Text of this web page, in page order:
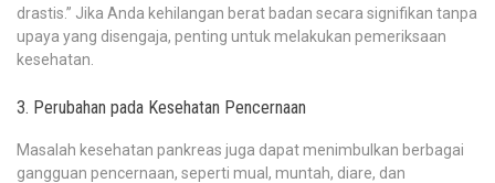
drastis.” Jika Anda kehilangan berat badan secara signifikan tanpa
upaya yang disengaja, penting untuk melakukan pemeriksaan
kesehatan.
3. Perubahan pada Kesehatan Pencernaan
Masalah kesehatan pankreas juga dapat menimbulkan berbagai
gangguan pencernaan, seperti mual, muntah, diare, dan